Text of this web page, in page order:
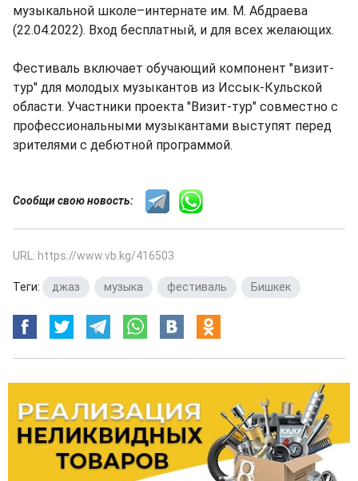
музыкальной школе–интернате им. М. Абдраева
(22.04.2022). Вход бесплатный, и для всех желающих.
Фестиваль включает обучающий компонент "визит-
тур" для молодых музыкантов из Иссык-Кульской
области. Участники проекта "Визит-тур" совместно с
профессиональными музыкантами выступят перед
зрителями с дебютной программой.
Сообщи свою новость:
URL: https://www.vb.kg/416503
Теги: джаз музыка фестиваль Бишкек